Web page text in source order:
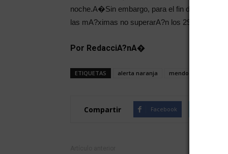
noche.A�Sin embargo, para el fin de semana
las mA?ximas no superarA?n los 29A?C.
Por RedacciA?nA�
ETIQUETAS alerta naranja mendoza
Compartir Facebook